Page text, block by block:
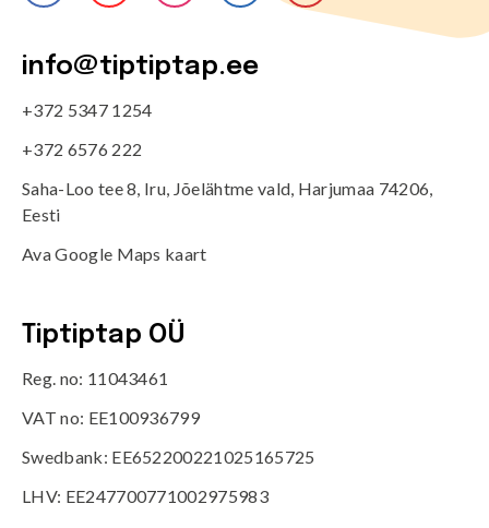
info@tiptiptap.ee
+372 5347 1254
+372 6576 222
Saha-Loo tee 8, Iru, Jõelähtme vald, Harjumaa 74206,
Eesti
Ava Google Maps kaart
Tiptiptap OÜ
Reg. no: 11043461
VAT no: EE100936799
Swedbank: EE652200221025165725
LHV: EE247700771002975983